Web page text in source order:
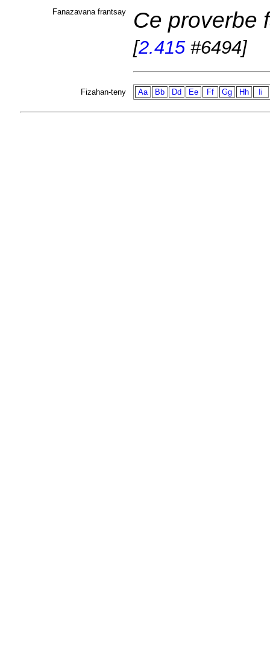
Fanazavana frantsay Ce proverbe
[2.415#6494]
Fizahan-teny Aa Bb Dd Ee Ff Gg Hh Ii